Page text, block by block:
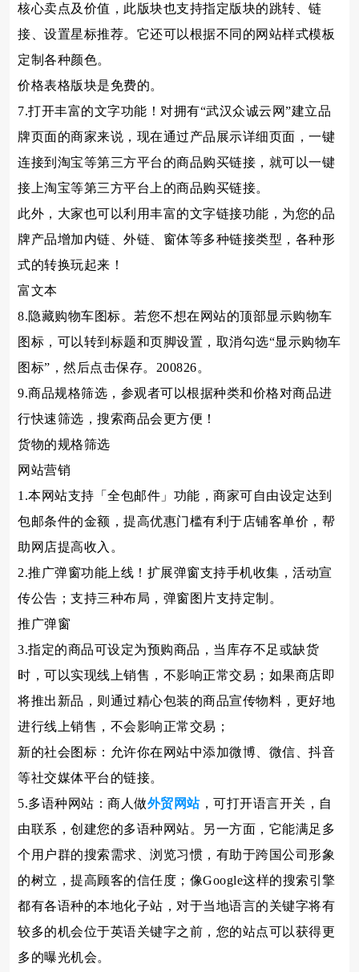
核心卖点及价值，此版块也支持指定版块的跳转、链
接、设置星标推荐。它还可以根据不同的网站样式模板
定制各种颜色。
价格表格版块是免费的。
7.打开丰富的文字功能！对拥有“武汉众诚云网”建立品
牌页面的商家来说，现在通过产品展示详细页面，一键
连接到淘宝等第三方平台的商品购买链接，就可以一键
接上淘宝等第三方平台上的商品购买链接。
此外，大家也可以利用丰富的文字链接功能，为您的品
牌产品增加内链、外链、窗体等多种链接类型，各种形
式的转换玩起来！
富文本
8.隐藏购物车图标。若您不想在网站的顶部显示购物车
图标，可以转到标题和页脚设置，取消勾选“显示购物车
图标”，然后点击保存。200826。
9.商品规格筛选，参观者可以根据种类和价格对商品进
行快速筛选，搜索商品会更方便！
货物的规格筛选
网站营销
1.本网站支持「全包邮件」功能，商家可自由设定达到
包邮条件的金额，提高优惠门槛有利于店铺客单价，帮
助网店提高收入。
2.推广弹窗功能上线！扩展弹窗支持手机收集，活动宣
传公告；支持三种布局，弹窗图片支持定制。
推广弹窗
3.指定的商品可设定为预购商品，当库存不足或缺货
时，可以实现线上销售，不影响正常交易；如果商店即
将推出新品，则通过精心包装的商品宣传物料，更好地
进行线上销售，不会影响正常交易；
新的社会图标：允许你在网站中添加微博、微信、抖音
等社交媒体平台的链接。
5.多语种网站：商人做外贸网站，可打开语言开关，自
由联系，创建您的多语种网站。另一方面，它能满足多
个用户群的搜索需求、浏览习惯，有助于跨国公司形象
的树立，提高顾客的信任度；像Google这样的搜索引擎
都有各语种的本地化子站，对于当地语言的关键字将有
较多的机会位于英语关键字之前，您的站点可以获得更
多的曝光机会。